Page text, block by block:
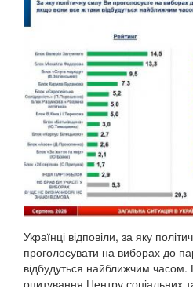
Українці відповіли, за яку
проголосувати на виборах до
відбудуться найближчим часом.
опитування Центру соціальних